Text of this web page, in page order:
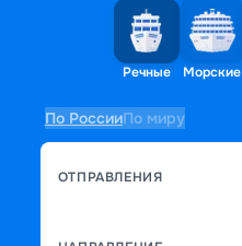
Речные Морские
По РоссииПо миру
ОТПРАВЛЕНИЯ